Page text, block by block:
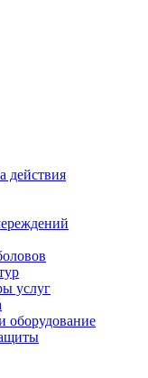
действия
услуг
оборудование